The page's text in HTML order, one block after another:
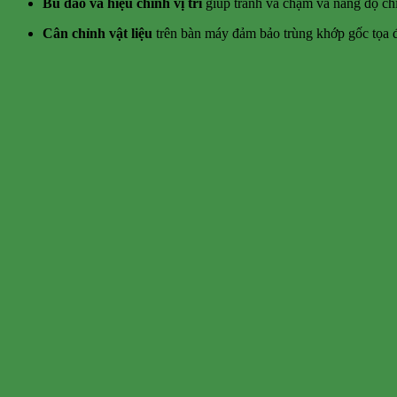
Bù dao và hiệu chỉnh vị trígiúp tránh va chạm và nâng độ
Cân chỉnh vật liệu trên bàn máy đảm bảo trùng khớp gốc tọa